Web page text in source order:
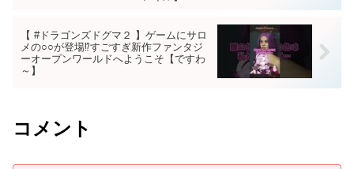
【 #ドラゴンズドグマ２ 】ゲームにサロ
メの○○が登場⁉すごすぎ新作ファンタジ
ーオープンワールドへようこそ【ですわ
～】
コメント